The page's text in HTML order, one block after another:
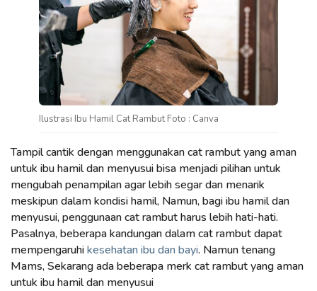
Ilustrasi Ibu Hamil Cat Rambut Foto : Canva
Tampil cantik dengan menggunakan cat rambut yang aman
untuk ibu hamil dan menyusui bisa menjadi pilihan untuk
mengubah penampilan agar lebih segar dan menarik
meskipun dalam kondisi hamil, Namun, bagi ibu hamil dan
menyusui, penggunaan cat rambut harus lebih hati-hati.
Pasalnya, beberapa kandungan dalam cat rambut dapat
mempengaruhikesehatan ibu dan bayi. Namun tenang
Mams, Sekarang ada beberapa merk cat rambut yang aman
untuk ibu hamil dan menyusui